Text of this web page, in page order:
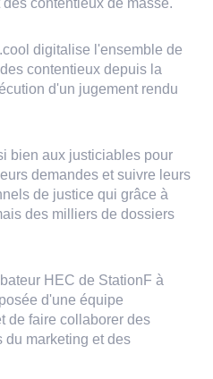
contentieux de masse.
digitalise l'ensemble de
contentieux depuis la
d'un jugement rendu
bien aux justiciables pour
demandes et suivre leurs
de justice qui grâce à
des milliers de dossiers
HEC de StationF à
d'une équipe
de faire collaborer des
du marketing et des